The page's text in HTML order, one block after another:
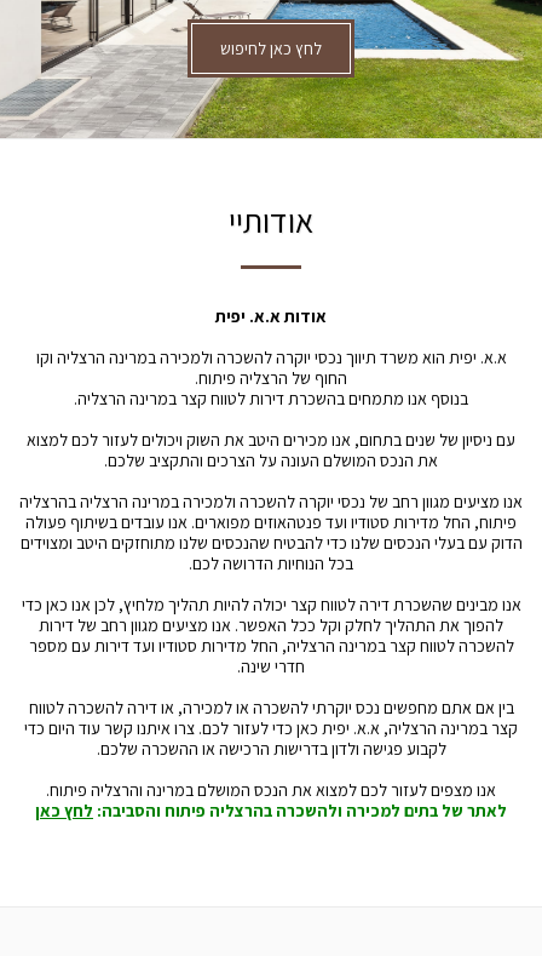
לחץ כאן לחיפוש
אודותיי
אודות א.א. יפית
א.א. יפית הוא משרד תיווך נכסי יוקרה להשכרה ולמכירה במרינה הרצליה וקו
החוף של הרצליה פיתוח.
בנוסף אנו מתמחים בהשכרת דירות לטווח קצר במרינה הרצליה.
עם ניסיון של שנים בתחום, אנו מכירים היטב את השוק ויכולים לעזור לכם למצוא
את הנכס המושלם העונה על הצרכים והתקציב שלכם.
אנו מציעים מגוון רחב של נכסי יוקרה להשכרה ולמכירה במרינה הרצליה בהרצליה
פיתוח, החל מדירות סטודיו ועד פנטהאוזים מפוארים. אנו עובדים בשיתוף פעולה
הדוק עם בעלי הנכסים שלנו כדי להבטיח שהנכסים שלנו מתוחזקים היטב ומצוידים
בכל הנוחיות הדרושה לכם.
אנו מבינים שהשכרת דירה לטווח קצר יכולה להיות תהליך מלחיץ, לכן אנו כאן כדי
להפוך את התהליך לחלק וקל ככל האפשר. אנו מציעים מגוון רחב של דירות
להשכרה לטווח קצר במרינה הרצליה, החל מדירות סטודיו ועד דירות עם מספר
חדרי שינה.
בין אם אתם מחפשים נכס יוקרתי להשכרה או למכירה, או דירה להשכרה לטווח
קצר במרינה הרצליה, א.א. יפית כאן כדי לעזור לכם. צרו איתנו קשר עוד היום כדי
לקבוע פגישה ולדון בדרישות הרכישה או ההשכרה שלכם.
אנו מצפים לעזור לכם למצוא את הנכס המושלם במרינה והרצליה פיתוח.
לאתר של בתים למכירה ולהשכרה בהרצליה פיתוח והסביבה:לחץ כאן